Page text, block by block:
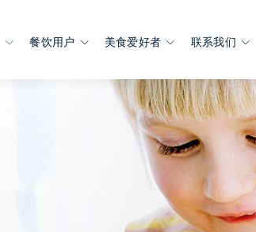
餐饮用户 美食爱好者 联系我们